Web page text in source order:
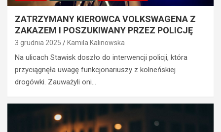
ZATRZYMANY KIEROWCA VOLKSWAGENA Z
ZAKAZEM I POSZUKIWANY PRZEZ POLICJĘ
3 grudnia 2025 Kamila Kalinowska
Na ulicach Stawisk doszło do interwencji policji, która
przyciągnęła uwagę funkcjonariuszy z kolneńskiej
drogówki. Zauważyli oni…